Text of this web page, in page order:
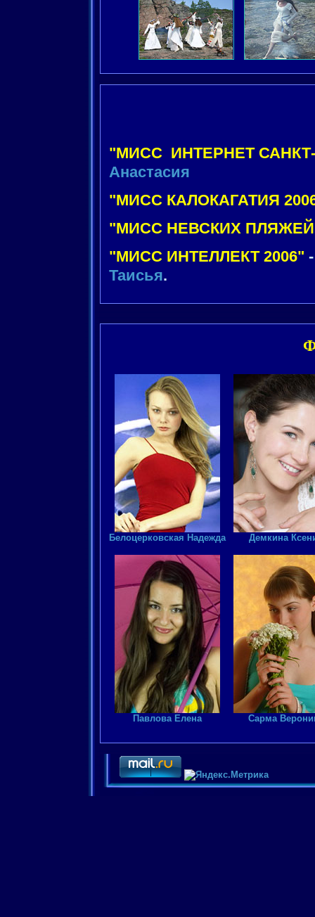
"МИСС ИНТЕРНЕТ САНКТ-
Анастасия
"МИСС КАЛОКАГАТИЯ
"МИСС НЕВСКИХ ПЛЯЖЕЙ
"МИСС ИНТЕЛЛЕКТ 2006"
Таисья.
Белоцерковская Надежда Демкина
Павлова Елена Сарма